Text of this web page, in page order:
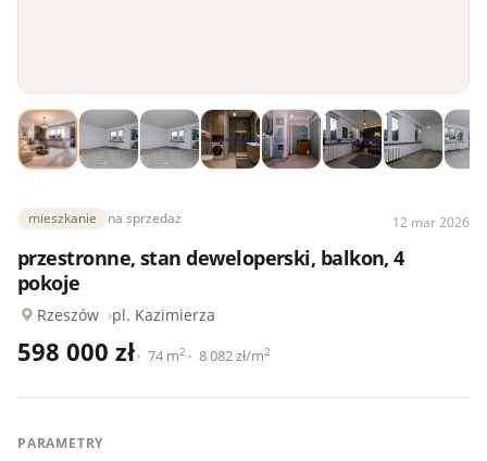
mieszkanie na sprzedaż 12 mar 2026
przestronne, stan deweloperski, balkon, 4
pokoje
Rzeszów pl. Kazimierza
598 000 zł 74 m2 8 082 zł/m2
PARAMETRY